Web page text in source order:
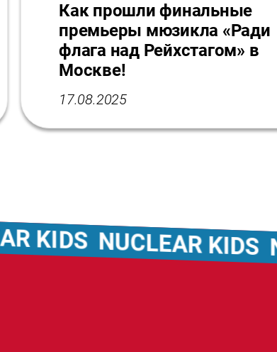
Как прошли финальные
премьеры мюзикла «Ради
флага над Рейхстагом» в
Москве!
17.08.2025
NUCLEAR KIDS